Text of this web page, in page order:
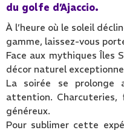
du golfe d’Ajaccio.
À l’heure où le soleil
gamme, laissez-vous
Face aux mythiques Îles
décor naturel
La soirée se prolonge
attention. Charcuteries,
généreux.
Pour sublimer cette